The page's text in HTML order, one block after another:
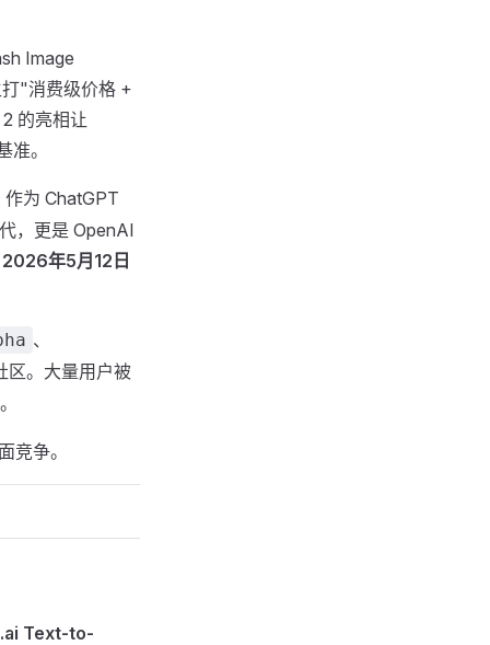
Image
"消费级价格 +
的亮相让
。
作为 ChatGPT
，更是 OpenAI
2026年5月12日
、
区。大量用户被
竞争。
Text-to-